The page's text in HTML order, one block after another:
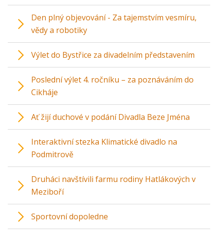
Den plný objevování - Za tajemstvím vesmíru,
vědy a robotiky
Výlet do Bystřice za divadelním představením
Poslední výlet 4. ročníku – za poznáváním do
Cikháje
Ať žijí duchové v podání Divadla Beze Jména
Interaktivní stezka Klimatické divadlo na
Podmitrově
Druháci navštívili farmu rodiny Hatlákových v
Meziboří
Sportovní dopoledne